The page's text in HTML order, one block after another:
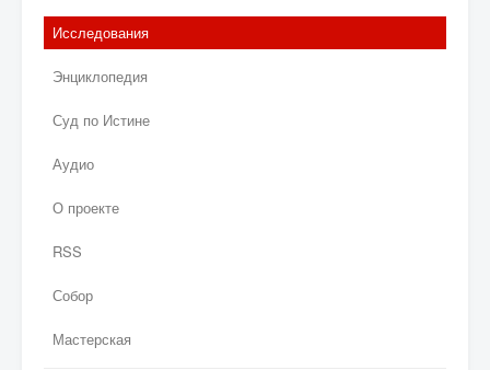
Исследования
Энциклопедия
Суд по Истине
Аудио
О проекте
RSS
Собор
Мастерская